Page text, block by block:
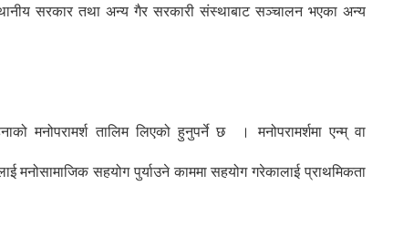
सरकार तथा अन्य गैर सरकारी संस्थाबाट सञ्चालन भएका अन्य
मनोपरामर्श तालिम लिएको हुनुपर्ने छ । मनोपरामर्शमा एन्म् वा
मनोसामाजिक सहयोग पुर्याउने काममा सहयोग गरेकालाई प्राथमिकता